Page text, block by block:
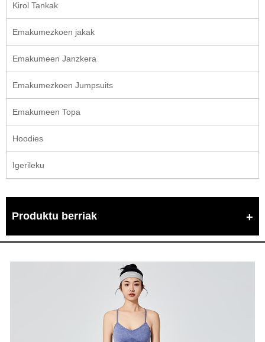
Kirol Tankak
Emakumezkoen jakak
Emakumeen Janzkera
Emakumezkoen Jumpsuits
Emakumeen Topa
Hoodies
Igerileku
Produktu berriak